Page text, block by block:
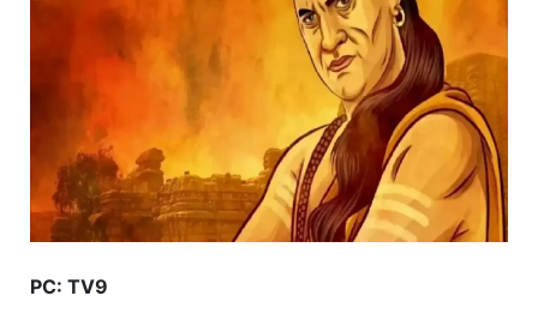
PC: TV9